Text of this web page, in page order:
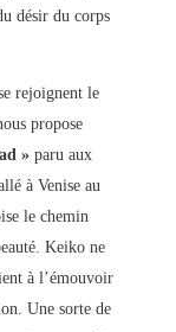
désir du corps
rejoignent le
propose
»paru aux
à Venise au
le chemin
Keiko ne
à l’émouvoir
Une sorte de